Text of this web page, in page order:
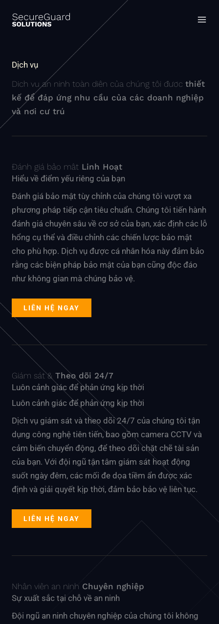
Dịch vụ
Dịch vụ an ninh toàn diện của chúng tôi được thiết
kế để đáp ứng nhu cầu của các doanh nghiệp
và nơi cư trú
Đánh giá bảo mật Linh Hoạt
Hiểu về điểm yếu riêng của bạn
Đánh giá bảo mật tùy chỉnh của chúng tôi vượt xa
phương pháp tiếp cận tiêu chuẩn. Chúng tôi tiến hành
đánh giá chuyên sâu về cơ sở của bạn, xác định các lỗ
hổng cụ thể và điều chỉnh các chiến lược bảo mật
cho phù hợp. Dịch vụ được cá nhân hóa này đảm bảo
rằng các biện pháp bảo mật của bạn cũng độc đáo
như không gian mà chúng bảo vệ.
LIÊN HỆ NGAY
Giám sát & Theo dõi 24/7
Luôn cảnh giác để phản ứng kịp thời
Luôn cảnh giác để phản ứng kịp thời
Dịch vụ giám sát và theo dõi 24/7 của chúng tôi tận
dụng công nghệ tiên tiến, bao gồm camera CCTV và
cảm biến chuyển động, để theo dõi chặt chẽ tài sản
của bạn. Với đội ngũ tận tâm giám sát hoạt động
suốt ngày đêm, các mối đe dọa tiềm ẩn được xác
định và giải quyết kịp thời, đảm bảo bảo vệ liên tục.
LIÊN HỆ NGAY
Nhân viên an ninh Chuyên nghiệp
Sự xuất sắc tại chỗ về an ninh
Đội ngũ an ninh chuyên nghiệp của chúng tôi không